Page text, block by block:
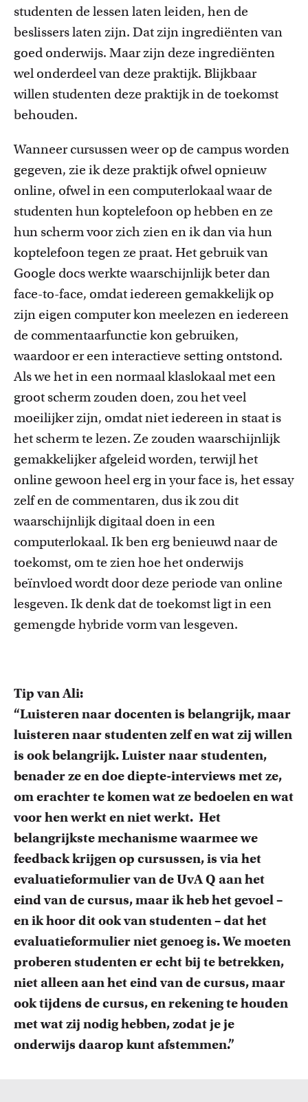
studenten de lessen laten leiden, hen de
beslissers laten zijn. Dat zijn ingrediënten van
goed onderwijs. Maarzijn deze ingrediënten
wel onderdeelvan deze praktijk. Blijkbaar
willen studenten deze praktijk in de toekomst
behouden.
Wanneer cursussenweer op de campus worden
gegeven, zie ik deze praktijk ofwel opnieuw
online, ofwel in een computerlokaal waar de
studenten hun koptelefoon op hebben en ze
hun scherm voor zich zien en ik dan via hun
koptelefoon tegenze praat. Het gebruik van
Google docswerkte waarschijnlijk beter dan
face-to-face, omdat iedereen gemakkelijk op
zijn eigen computer kon meelezen en iedereen
de commentaarfunctie kon gebruiken,
waardoor er een interactieve setting ontstond.
Als we het in een normaal klaslokaal met een
groot scherm zouden doen, zou het veel
moeilijker zijn, omdat niet iedereen in staat is
het scherm te lezen. Ze zoudenwaarschijnlijk
gemakkelijker afgeleid worden, terwijl het
online gewoon heel erginyourface is, het essay
zelf en de commentaren, dus ik zou dit
waarschijnlijk digitaal doenin een
computerlokaal. Ik ben erg benieuwd naar de
toekomst, om te zien hoe het onderwijs
beïnvloed wordt door deze periode van online
lesgeven. Ik denk dat de toekomst ligt in een
gemengde hybride vorm van lesgeven.
Tip van Ali:
“Luisteren naar docenten is belangrijk, maar
luisteren naar studenten zelf en wat zij willen
is ook belangrijk. Luister naar studenten,
benader ze en doe diepte-interviews met ze,
om erachter te komen wat ze bedoelen en wat
voor hen werkt en niet werkt. Het
belangrijkste mechanisme waarmee we
feedback krijgenop cursussen, is via het
evaluatieformulier van de UvA Q aan het
eind van de cursus, maar ik heb het gevoel –
en ik hoor dit ook van studenten – dat het
evaluatieformulier niet genoeg is. We moeten
proberen studenten er echt bij te betrekken,
niet alleen aan het eind van de cursus, maar
ook tijdens de cursus, en rekening te houden
met wat zij nodig hebben, zodat je je
onderwijs daarop kunt afstemmen.”